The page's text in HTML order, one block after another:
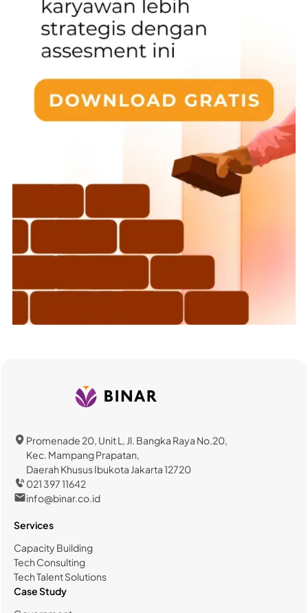
Promenade 20, Unit L, Jl. Bangka Raya No.20,
Kec. Mampang Prapatan,
Daerah Khusus Ibukota Jakarta 12720
021 397 11642
info@binar.co.id
Services
Capacity Building
Tech Consulting
Tech Talent Solutions
Case Study